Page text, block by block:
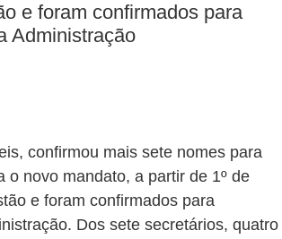
e foram confirmados para
Administração
confirmou mais sete nomes para
novo mandato, a partir de 1º de
e foram confirmados para
Dos sete secretários, quatro